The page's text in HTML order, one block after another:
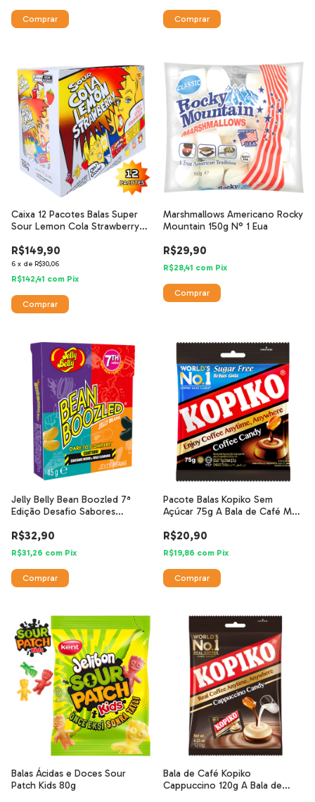
Caixa 12 Pacotes Balas Super
Sour Lemon Cola Strawberry
R$149,90
6 x de R$30,06
R$142,41 com Pix
Marshmallows Americano Rocky
Mountain 150g N° 1 Eua
R$29,90
R$28,41 com Pix
Jelly Belly Bean Boozled 7ª
Edição Desafio Sabores
R$32,90
R$31,26 com Pix
Pacote Balas Kopiko Sem
Açúcar 75g A Bala de Café Mais
R$20,90
R$19,86 com Pix
Balas Ácidas e Doces Sour
Patch Kids 80g
Bala de Café Kopiko
Cappuccino 120g A Bala de